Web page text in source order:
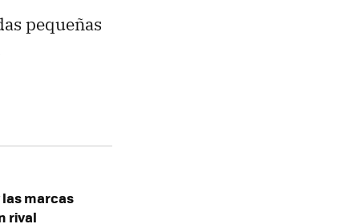
pequeñas
marcas
rival